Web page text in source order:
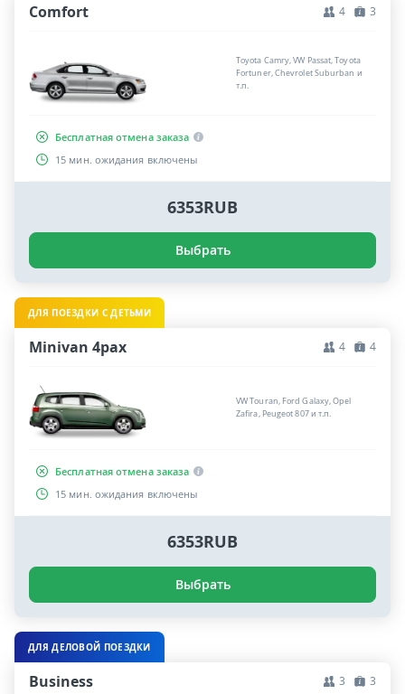
Comfort 4 3
Toyota Camry, VW Passat, Toyota
Fortuner, Chevrolet Suburban и
т.п.
Бесплатная отмена заказа
15 мин. ожидания включены
6353RUB
Выбрать
ДЛЯ ПОЕЗДКИ С ДЕТЬМИ
Minivan 4pax 4 4
VW Touran, Ford Galaxy, Opel
Zafira, Peugeot 807 и т.п.
Бесплатная отмена заказа
15 мин. ожидания включены
6353RUB
Выбрать
ДЛЯ ДЕЛОВОЙ ПОЕЗДКИ
Business 3 3